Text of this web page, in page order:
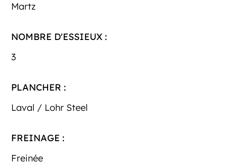
Martz
NOMBRE D'ESSIEUX :
3
PLANCHER :
Laval / Lohr Steel
FREINAGE :
Freinée